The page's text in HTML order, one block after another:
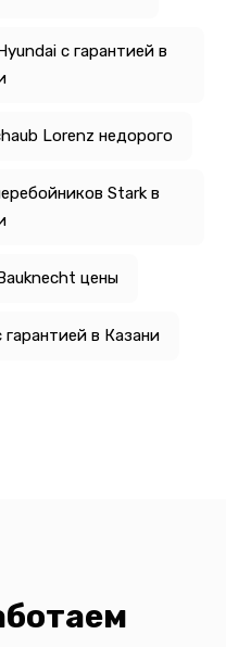
с гарантией в
Lorenz недорого
Stark в
цены
в Казани